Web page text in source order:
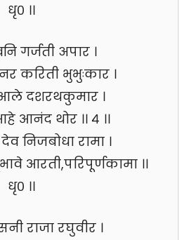
धृ० ।।
गर्जती अपार ।
करिती भुभुःकार ।
दशरथकुमार ।
आनंद थोर ।। ४ ।।
निजबोधा रामा ।
आरती,परिपूर्णकामा ।।
धृ० ।।
राजा रघुवीर ।